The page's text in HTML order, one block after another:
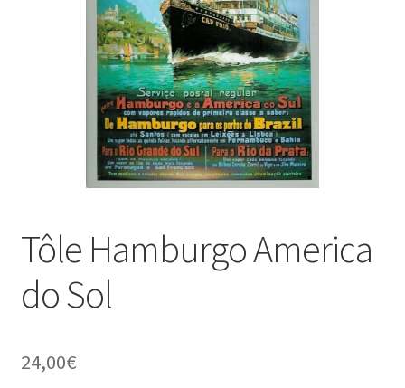
Politique de confidentialité
Une histoire de plaques émaillées
Tôle Hamburgo America
do Sol
24,00€